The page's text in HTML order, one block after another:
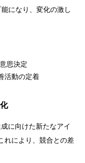
になり、変化の激し
思決定
活動の定着
に向けた新たなアイ
れにより、競合との差